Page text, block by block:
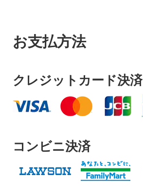
お支払方法
クレジットカード決済
コンビニ決済